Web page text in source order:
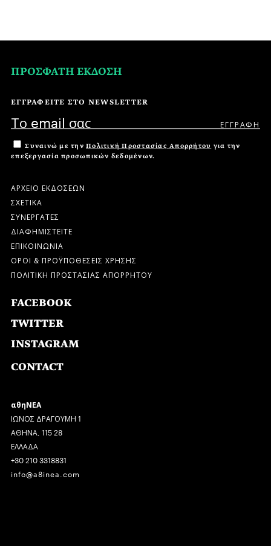
ΠΡΟΣΦΑΤΗ ΕΚΔΟΣΗ
ΕΓΓΡΑΦΕΙΤΕ ΣΤΟ NEWSLETTER
Συναινώ με την Πολιτική Προστασίας Απορρήτου για την
επεξεργασία προσωπικών δεδομένων.
ΑΡΧΕΙΟ ΕΚΔΟΣΕΩΝ
ΣΧΕΤΙΚΑ
ΣΥΝΕΡΓΑΤΕΣ
ΔΙΑΦΗΜΙΣΤΕΙΤΕ
ΕΠΙΚΟΙΝΩΝΙΑ
ΟΡΟΙ & ΠΡΟΫΠΟΘΕΣΕΙΣ ΧΡΗΣΗΣ
ΠΟΛΙΤΙΚΗ ΠΡΟΣΤΑΣΙΑΣ ΑΠΟΡΡΗΤΟΥ
FACEBOOK
TWITTER
INSTAGRAM
CONTACT
αθηΝΕΑ
ΙΩΝΟΣ ΔΡΑΓΟΥΜΗ 1
ΑΘΗΝΑ, 115 28
ΕΛΛΑΔΑ
+30 210 3318831
info@a8inea.com